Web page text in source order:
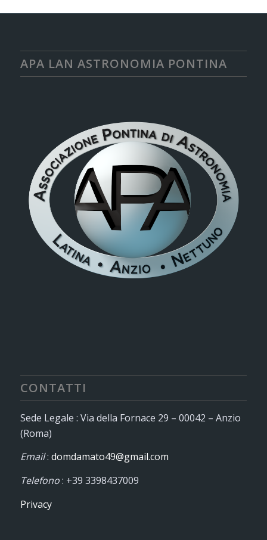
APA LAN ASTRONOMIA PONTINA
CONTATTI
Sede Legale : Via della Fornace 29 – 00042 – Anzio
(Roma)
Email: domdamato49@gmail.com
Telefono: +39 3398437009
Privacy